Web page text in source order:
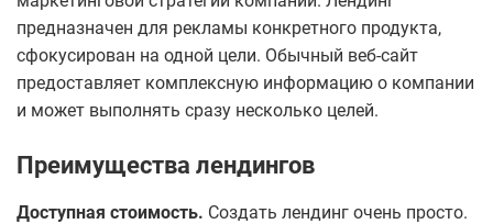
предназначен для рекламы конкретного продукта,
сфокусирован на одной цели. Обычный веб-сайт
предоставляет комплексную информацию о компании
и может выполнять сразу несколько целей.
Преимущества лендингов
Доступная стоимость. Создать лендинг очень просто.